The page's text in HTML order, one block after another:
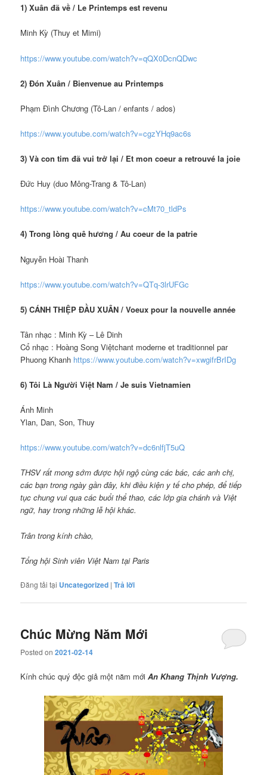
1) Xuân đã về / Le Printemps est revenu
Minh Kỳ (Thuy et Mimi)
https://www.youtube.com/watch?v=qQX0DcnQDwc
2) Đón Xuân / Bienvenue au Printemps
Phạm Đình Chương (Tô-Lan / enfants / ados)
https://www.youtube.com/watch?v=cgzYHq9ac6s
3) Và con tim đã vui trở lại / Et mon coeur a retrouvé la joie
Đức Huy (duo Mông-Trang & Tô-Lan)
https://www.youtube.com/watch?v=cMt70_tldPs
4) Trong lòng quê hương / Au coeur de la patrie
Nguyễn Hoài Thanh
https://www.youtube.com/watch?v=QTq-3lrUFGc
5) CÁNH THIỆP ĐẦU XUÂN / Voeux pour la nouvelle année
Tân nhạc : Minh Kỳ – Lê Dinh
Cổ nhạc : Hoàng Song Việtchant moderne et traditionnel par
Phuong Khanh https://www.youtube.com/watch?v=xwgifrBrIDg
6) Tôi Là Người Việt Nam / Je suis Vietnamien
Ánh Minh
Ylan, Dan, Son, Thuy
https://www.youtube.com/watch?v=dc6nlfjT5uQ
THSV rất mong sớm được hội ngộ cùng các bác, các anh chị,
các bạn trong ngày gần đây, khi điều kiện y tế cho phép, để tiếp
tục chung vui qua các buổi thể thao, các lớp gia chánh và Việt
ngữ, hay trong những lễ hội khác.
Trân trong kính chào,
Tổng hội Sinh viên Việt Nam tại Paris
Đăng tải tại Uncategorized |Trả lời
Chúc Mừng Năm Mới
Posted on2021-02-14
Kính chúc quý độc giả một năm mới An Khang Thịnh Vượng.